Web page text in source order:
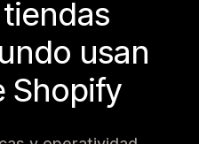
usan
Shopify